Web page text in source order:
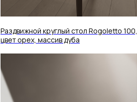
Раздвижной круглый стол Rogoletto 100,
цвет орех, массив дуба